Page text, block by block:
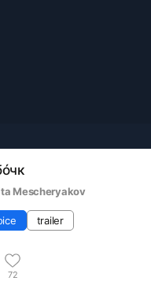
Mescheryakov
trailer
72